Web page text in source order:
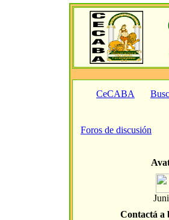
CeCABA
Foros de discusión
Contactá a